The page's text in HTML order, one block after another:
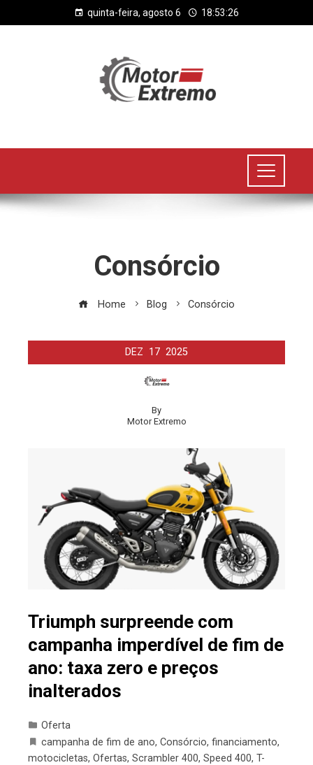
quinta-feira, agosto 6 18:53:26
Consórcio
Home Blog Consórcio
DEZ 17 2025
By
Motor Extremo
Triumph surpreende com
campanha imperdível de fim de
ano: taxa zero e preços
inalterados
Oferta
campanha de fim de ano, Consórcio, financiamento,
motocicletas, Ofertas, Scrambler 400, Speed 400, T-